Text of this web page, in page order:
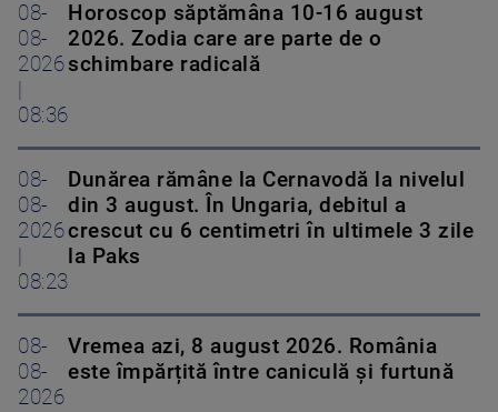
08-
08-
2026
08:36
Horoscop săptămâna 10-16 august
2026. Zodia care are parte de o
schimbare radicală
08-
08-
2026
08:23
Dunărea rămâne la Cernavodă la nivelul
din 3 august. În Ungaria, debitul a
crescut cu 6 centimetri în ultimele 3 zile
la Paks
08-
08-
2026
Vremea azi, 8 august 2026. România
este împărțită între caniculă și furtună